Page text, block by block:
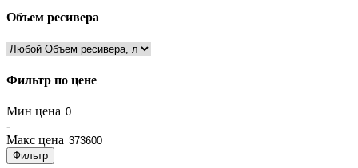
Объем ресивера
Фильтр по цене
Мин цена
-
Макс цена
Фильтр